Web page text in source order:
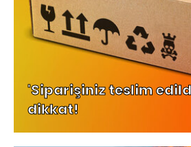
'Siparişiniz teslim
dikkat!